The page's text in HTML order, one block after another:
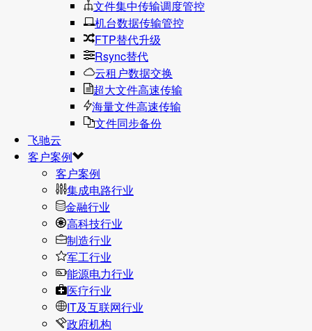
文件集中传输调度管控
机台数据传输管控
FTP替代升级
Rsync替代
云租户数据交换
超大文件高速传输
海量文件高速传输
文件同步备份
飞驰云
客户案例
客户案例
集成电路行业
金融行业
高科技行业
制造行业
军工行业
能源电力行业
医疗行业
IT及互联网行业
政府机构